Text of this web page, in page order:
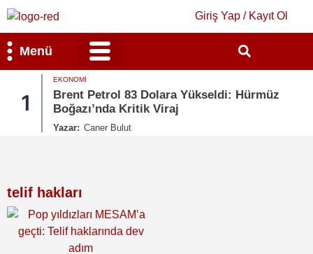
Giriş Yap / Kayıt Ol
Menü
1
EKONOMI
Brent Petrol 83 Dolara Yükseldi: Hürmüz
Boğazı’nda Kritik Viraj
Yazar: Caner Bulut
telif hakları